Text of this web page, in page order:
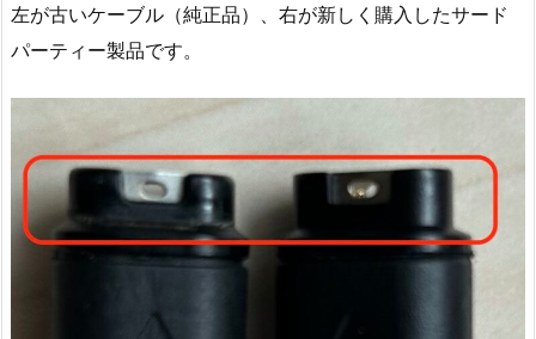
左が古いケーブル（純正品）、右が新しく購入したサード
パーティー製品です。